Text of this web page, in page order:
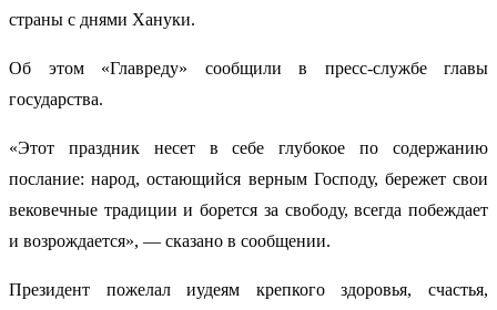
страны с днями Хануки.
Об этом «Главреду» сообщили в пресс-службе главы
государства.
«Этот праздник несет в себе глубокое по содержанию
послание: народ, остающийся верным Господу, бережет свои
вековечные традиции и борется за свободу, всегда побеждает
и возрождается», — сказано в сообщении.
Президент пожелал иудеям крепкого здоровья, счастья,